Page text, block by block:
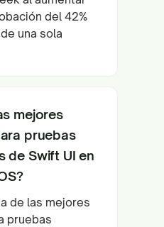
del 42%
una sola
mejores
pruebas
de Swift UI en
de las mejores
pruebas